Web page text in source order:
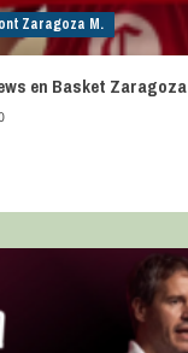
Zaragoza M.
en Basket Zaragoza